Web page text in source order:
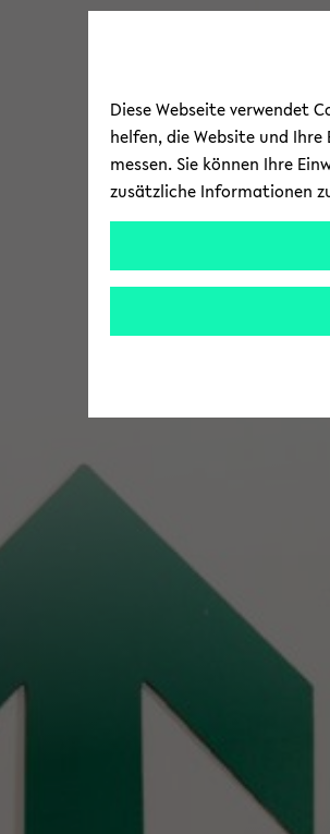
Diese Webseite verwendet
helfen, die Website und
messen. Sie können Ihre
zusätzliche Informationen